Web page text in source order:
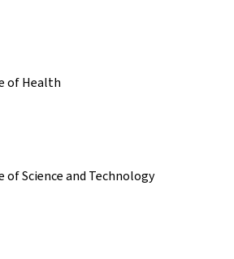
of Health
Science and Technology